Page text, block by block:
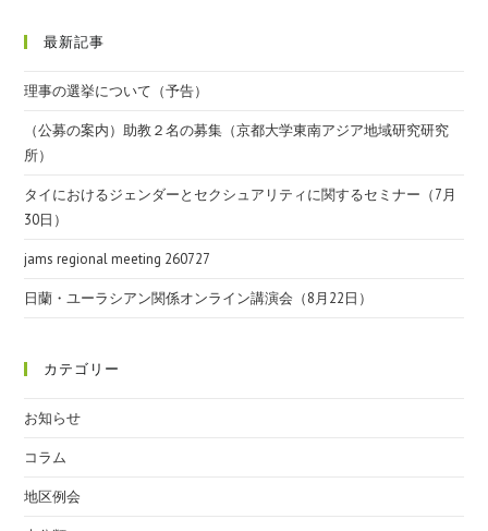
最新記事
理事の選挙について（予告）
（公募の案内）助教２名の募集（京都大学東南アジア地域研究研究
所）
タイにおけるジェンダーとセクシュアリティに関するセミナー（7月
30日）
jams regional meeting 260727
日蘭・ユーラシアン関係オンライン講演会（8月22日）
カテゴリー
お知らせ
コラム
地区例会